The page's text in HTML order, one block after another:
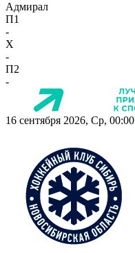
Адмирал
П1
-
X
-
П2
-
16 сентября 2026, Ср, 00:00